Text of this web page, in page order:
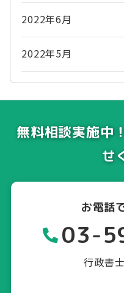
2022年6月
2022年5月
無料相談実施中
せ
お電話
03-
行政書